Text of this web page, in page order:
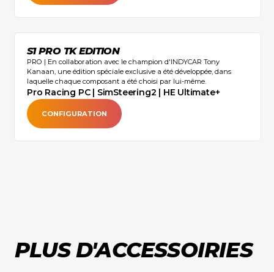
S1 PRO TK EDITION
PRO | En collaboration avec le champion d'INDYCAR Tony
Kanaan, une édition spéciale exclusive a été développée, dans
laquelle chaque composant a été choisi par lui-même.
Pro Racing PC | SimSteering2 | HE Ultimate+
CONFIGURATION
PLUS D'ACCESSOIRIES